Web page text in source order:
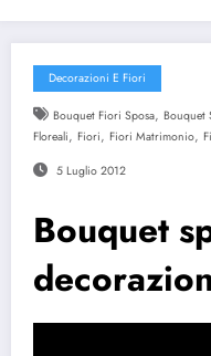
Decorazioni E Fiori
Bouquet Fiori Sposa, Bouquet
Floreali, Fiori, Fiori Matrimonio,
5 Luglio 2012
Bouquet